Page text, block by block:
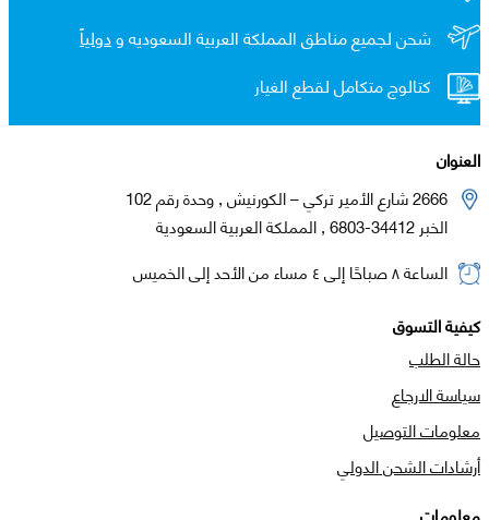
شحن لجميع مناطق المملكة العربية السعوديه ودولياً
كتالوج متكامل لقطع الغيار
العنوان
2666 شارع الأمير تركي – الكورنيش , وحدة رقم 102
الخبر 34412-6803 , المملكة العربية السعودية
الساعة ٨ صباحًا إلى ٤ مساء من الأحد إلى الخميس
كيفية التسوق
حالة الطلب
سياسة الارجاع
معلومات التوصيل
أرشادات الشحن الدولي